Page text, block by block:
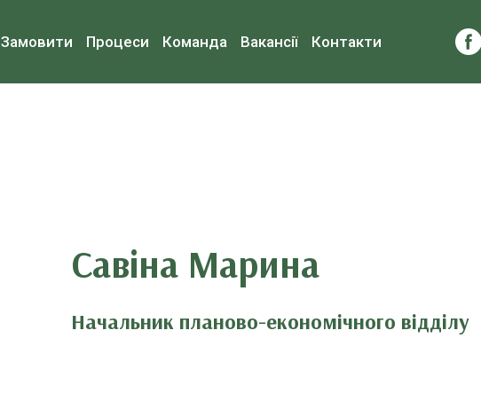
Замовити Процеси Команда Вакансії Контакти
Савіна Марина
Начальник планово-економічного відділу